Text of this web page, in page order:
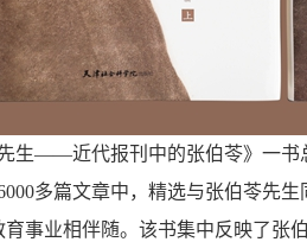
近代报刊中的张伯苓》一书总
多篇文章中，精选与张伯苓先
事业相伴随。该书集中反映了